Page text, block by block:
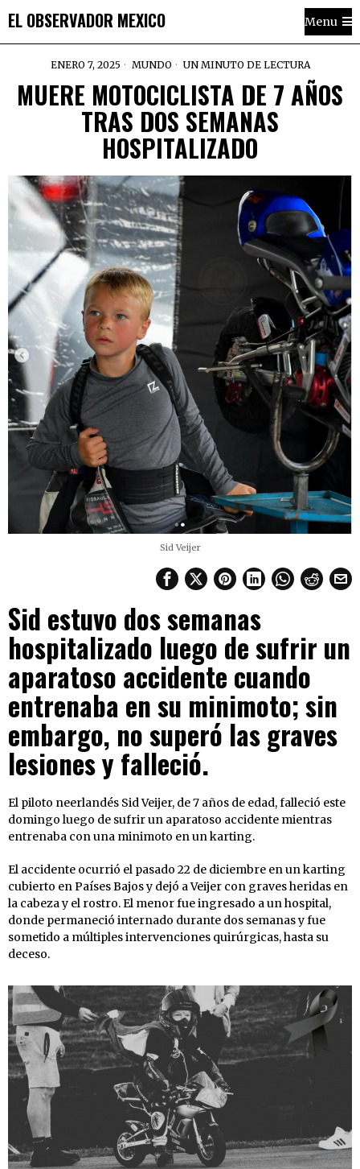
EL OBSERVADOR MEXICO Menu
ENERO 7, 2025 MUNDO UN MINUTO DE LECTURA
MUERE MOTOCICLISTA DE 7 AÑOS
TRAS DOS SEMANAS
HOSPITALIZADO
Sid Veijer
Sid estuvo dos semanas
hospitalizado luego de sufrir un
aparatoso accidente cuando
entrenaba en su minimoto; sin
embargo, no superó las graves
lesiones y falleció.
El piloto neerlandés Sid Veijer, de 7 años de edad, falleció este
domingo luego de sufrir un aparatoso accidente mientras
entrenaba con una minimoto en un karting.
El accidente ocurrió el pasado 22 de diciembre en un karting
cubierto en Países Bajos y dejó a Veijer con graves heridas en
la cabeza y el rostro. El menor fue ingresado a un hospital,
donde permaneció internado durante dos semanas y fue
sometido a múltiples intervenciones quirúrgicas, hasta su
deceso.